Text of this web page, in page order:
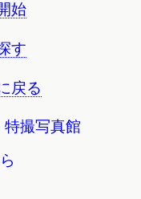
始
す
戻る
特撮写真館